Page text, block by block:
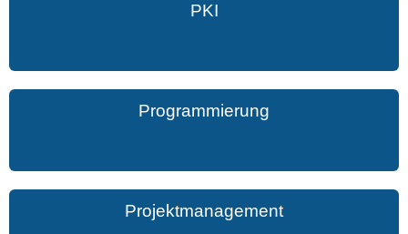
PKI
Programmierung
Projektmanagement